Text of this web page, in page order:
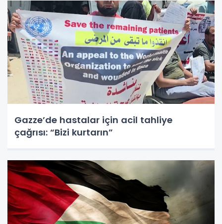
Gazze’de hastalar için acil tahliye
çağrısı: “Bizi kurtarın”